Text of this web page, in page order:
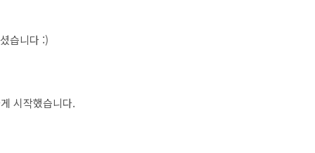
습니다 :)
시작했습니다.